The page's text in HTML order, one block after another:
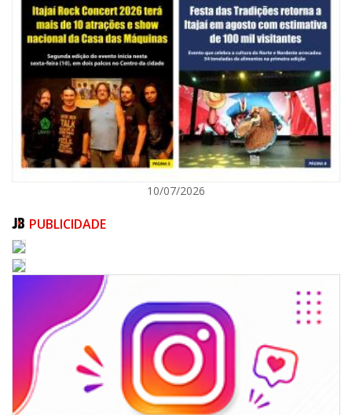
06/08/2026 | 10:14
Defesa Civil de SC monitora formação de ciclone-bomba no Sul do Brasil;
entenda como o fenômeno se forma e quais os impactos no estado
ITAPEMA
10/07/2026
PUBLICIDADE